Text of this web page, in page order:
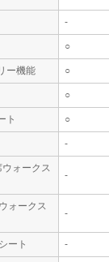
-
○
ー機能 ○
○
ト ○
-
ォークス
-
ォークス
-
ート -